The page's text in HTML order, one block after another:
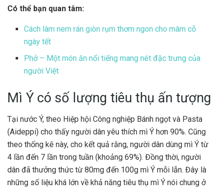
Có thể bạn quan tâm:
Cách làm nem rán giòn rụm thơm ngon cho mâm cỗ
ngày tết
Phở – Một món ăn nổi tiếng mang nét đặc trưng của
người Việt
Mì Ý có số lượng tiêu thụ ấn tượng
Tại nước Ý, theo Hiệp hội Công nghiệp Bánh ngọt và Pasta
(Aideppi) cho thấy người dân yêu thích mì Ý hơn 90%. Cũng
theo thống kê này, cho kết quả rằng, người dân dùng mì Ý từ
4 lần đến 7 lần trong tuần (khoảng 69%). Đồng thời, người
dân đã thưởng thức từ 80mg đến 100g mì Ý mỗi lẫn. Đây là
những số liệu khá lớn về khả năng tiêu thụ mì Ý nói chung ở